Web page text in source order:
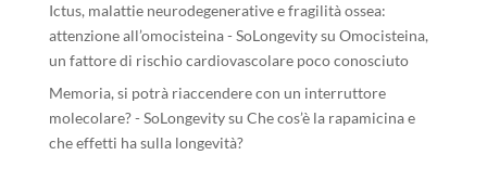
Ictus, malattie neurodegenerative e fragilità ossea:
attenzione all’omocisteina - SoLongevitysu Omocisteina,
un fattore di rischio cardiovascolare poco conosciuto
Memoria, si potrà riaccendere con un interruttore
molecolare? - SoLongevitysu Che cos’è la rapamicina e
che effetti ha sulla longevità?